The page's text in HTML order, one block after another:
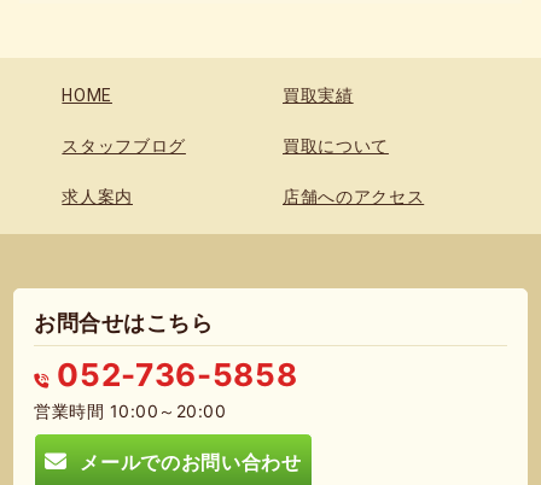
HOME 買取実績
スタッフブログ 買取について
求人案内 店舗へのアクセス
お問合せはこちら
052-736-5858
営業時間 10:00～20:00
メールでのお問い合わせ